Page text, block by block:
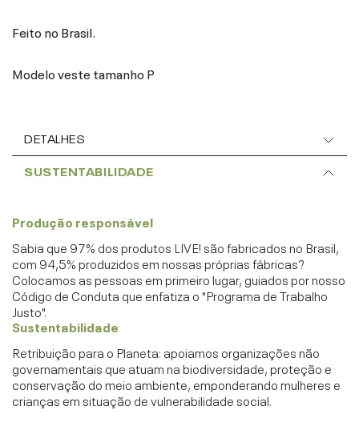
Feito no Brasil.
Modelo veste tamanho P
DETALHES
SUSTENTABILIDADE
Produção responsável
Sabia que 97% dos produtos LIVE! são fabricados no Brasil,
com 94,5% produzidos em nossas próprias fábricas?
Colocamos as pessoas em primeiro lugar, guiados por nosso
Código de Conduta que enfatiza o "Programa de Trabalho
Justo".
Sustentabilidade
Retribuição para o Planeta: apoiamos organizações não
governamentais que atuam na biodiversidade, proteção e
conservação do meio ambiente, emponderando mulheres e
crianças em situação de vulnerabilidade social.